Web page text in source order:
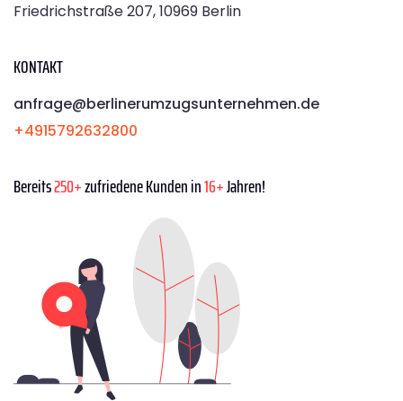
Friedrichstraße 207, 10969 Berlin
KONTAKT
anfrage@berlinerumzugsunternehmen.de
+4915792632800
Bereits250+zufriedene Kunden in16+Jahren!